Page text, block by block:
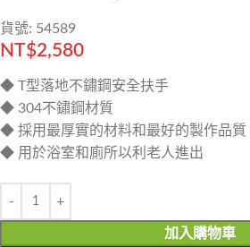
貨號: 54589
NT$2,580
◆ T型落地不鏽鋼安全扶手
◆ 304不鏽鋼材質
◆ 採用最厚實的材料和最好的製作品質
◆ 用於浴室和廁所以利老人進出
加入購物車